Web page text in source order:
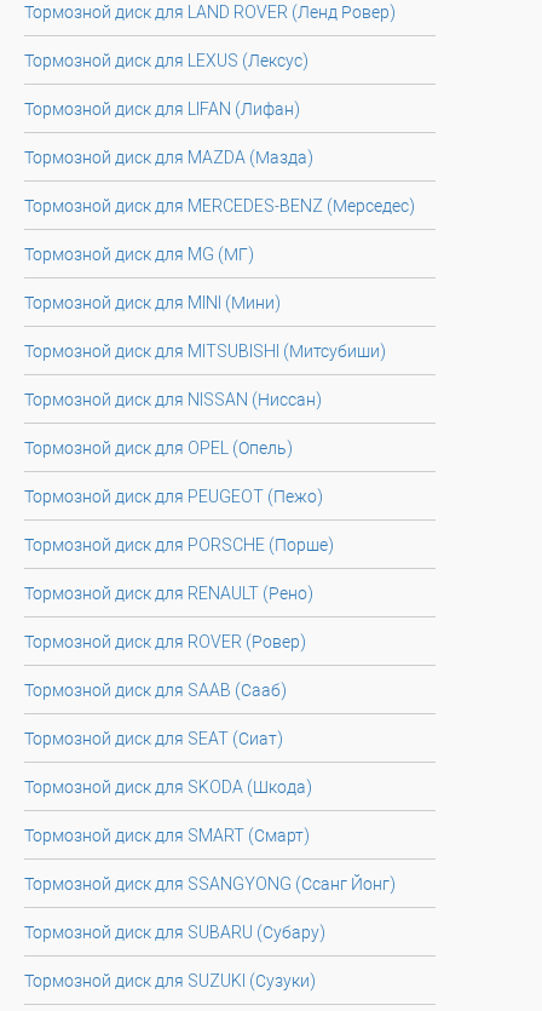
Тормозной диск для LAND ROVER (Ленд Ровер)
Тормозной диск для LEXUS (Лексус)
Тормозной диск для LIFAN (Лифан)
Тормозной диск для MAZDA (Мазда)
Тормозной диск для MERCEDES-BENZ (Мерседес)
Тормозной диск для MG (МГ)
Тормозной диск для MINI (Мини)
Тормозной диск для MITSUBISHI (Митсубиши)
Тормозной диск для NISSAN (Ниссан)
Тормозной диск для OPEL (Опель)
Тормозной диск для PEUGEOT (Пежо)
Тормозной диск для PORSCHE (Порше)
Тормозной диск для RENAULT (Рено)
Тормозной диск для ROVER (Ровер)
Тормозной диск для SAAB (Сааб)
Тормозной диск для SEAT (Сиат)
Тормозной диск для SKODA (Шкода)
Тормозной диск для SMART (Смарт)
Тормозной диск для SSANGYONG (Ссанг Йонг)
Тормозной диск для SUBARU (Субару)
Тормозной диск для SUZUKI (Сузуки)